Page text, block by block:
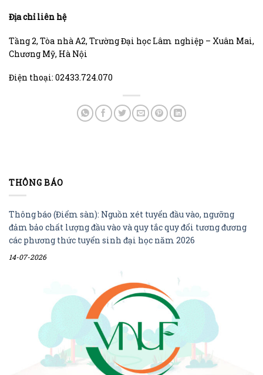
Địa chỉ liên hệ
Tầng 2, Tòa nhà A2, Trường Đại học Lâm nghiệp – Xuân Mai,
Chương Mỹ, Hà Nội
Điện thoại: 02433.724.070
THÔNG BÁO
Thông báo (Điểm sàn): Nguồn xét tuyển đầu vào, ngưỡng
đảm bảo chất lượng đầu vào và quy tắc quy đổi tương đương
các phương thức tuyển sinh đại học năm 2026
14-07-2026